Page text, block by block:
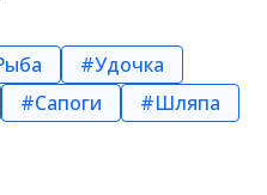
#Удочка
#Сапоги
#Шляпа